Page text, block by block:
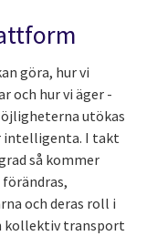
göra, hur vi
och hur vi äger -
utökas
intelligenta. I takt
så kommer
och deras roll i
kollektiv transport